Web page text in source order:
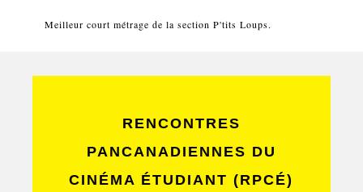
Meilleur court métrage de la section P'tits Loups.
RENCONTRES
PANCANADIENNES DU
CINÉMA ÉTUDIANT (RPCÉ)